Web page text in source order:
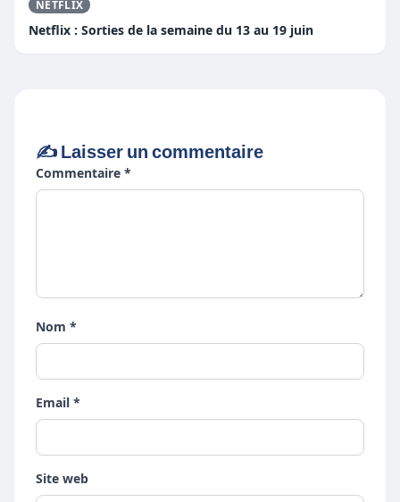
NETFLIX
Netflix : Sorties de la semaine du 13 au 19 juin
✍️ Laisser un commentaire
Commentaire *
Nom *
Email *
Site web